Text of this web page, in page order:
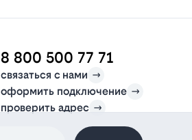
8 800 500 77 71
связаться с нами
оформить подключение
проверить адрес